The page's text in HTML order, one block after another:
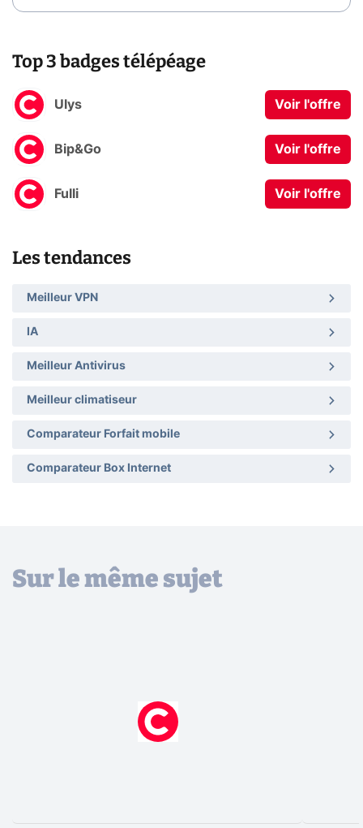
Top 3 badges télépéage
Ulys Voir l'offre
Bip&Go Voir l'offre
Fulli Voir l'offre
Les tendances
Meilleur VPN
IA
Meilleur Antivirus
Meilleur climatiseur
Comparateur Forfait mobile
Comparateur Box Internet
Sur le même sujet